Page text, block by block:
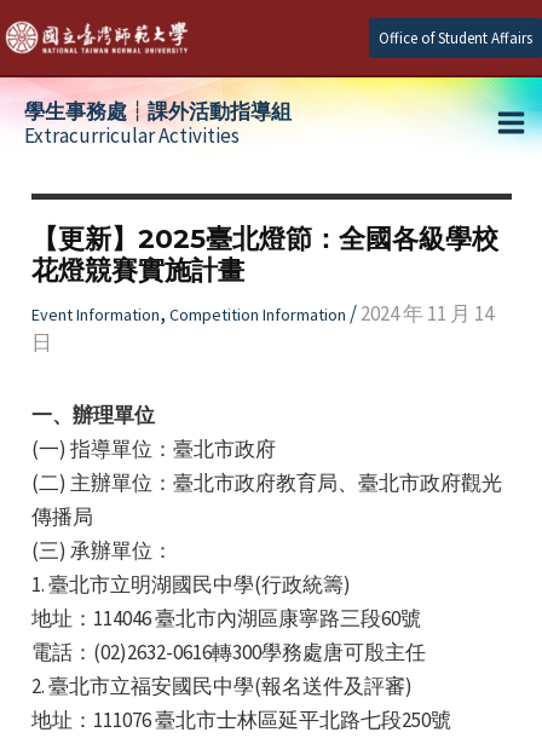
Skip
to
content
Office of Student Affairs
學生事務處┆課外活動指導組
Extracurricular Activities
【更新】2025臺北燈節：全國各級學校
花燈競賽實施計畫
Event Information, Competition Information /2024 年 11 月 14
日
一、辦理單位
(一) 指導單位：臺北市政府
(二) 主辦單位：臺北市政府教育局、臺北市政府觀光
傳播局
(三) 承辦單位：
1. 臺北市立明湖國民中學(行政統籌)
地址：114046 臺北市內湖區康寧路三段60號
電話：(02)2632-0616轉300學務處唐可殷主任
2. 臺北市立福安國民中學(報名送件及評審)
地址：111076 臺北市士林區延平北路七段250號